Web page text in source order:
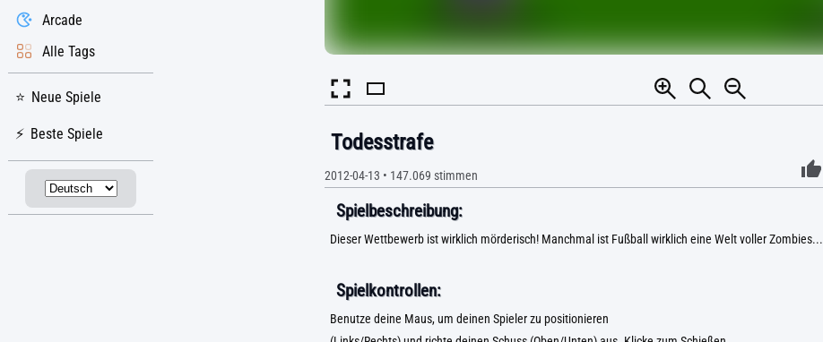
Arcade
Alle Tags
Neue Spiele
Beste Spiele Todesstrafe
2012-04-13 • 147.069 stimmen
Spielbeschreibung:
Dieser Wettbewerb ist wirklich mörderisch! Manchmal ist Fußball wirklich eine Welt voller Zombies...
Spielkontrollen:
Benutze deine Maus, um deinen Spieler zu positionieren